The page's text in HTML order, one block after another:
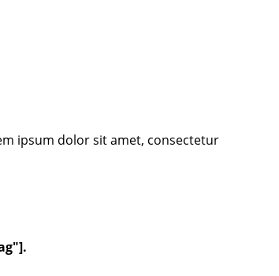
ipsum dolor sit amet, consectetur